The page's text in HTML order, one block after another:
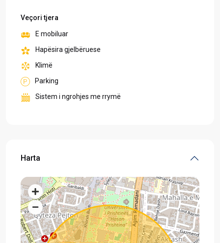
Veçori tjera
E mobiluar
Hapësira gjelbëruese
Klimë
Parking
Sistem i ngrohjes me rrymë
Harta